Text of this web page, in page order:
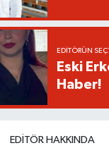
EDITÖRÜN
Eski
Haber!
EDITÖR HAKKINDA